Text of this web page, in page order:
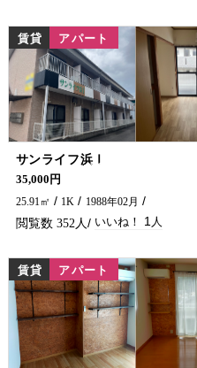
賃貸 アパート
サンライフ浜Ⅰ
スーパーが近くてとっても便利です(*'▽') ウォシュレット・エアコンも付いてて快適です!(^^)! お問い合わせは五ヶ瀬不動産まで(^^♪
35,000円
25.91㎡
1K 1988年02月
352 1
賃貸 アパート